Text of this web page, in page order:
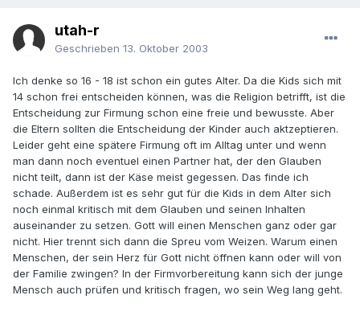
utah-r
Geschrieben 13. Oktober 2003
Ich denke so 16 - 18 ist schon ein gutes Alter. Da die Kids sich mit
14 schon frei entscheiden können, was die Religion betrifft, ist die
Entscheidung zur Firmung schon eine freie und bewusste. Aber
die Eltern sollten die Entscheidung der Kinder auch aktzeptieren.
Leider geht eine spätere Firmung oft im Alltag unter und wenn
man dann noch eventuel einen Partner hat, der den Glauben
nicht teilt, dann ist der Käse meist gegessen. Das finde ich
schade. Außerdem ist es sehr gut für die Kids in dem Alter sich
noch einmal kritisch mit dem Glauben und seinen Inhalten
auseinander zu setzen. Gott will einen Menschen ganz oder gar
nicht. Hier trennt sich dann die Spreu vom Weizen. Warum einen
Menschen, der sein Herz für Gott nicht öffnen kann oder will von
der Familie zwingen? In der Firmvorbereitung kann sich der junge
Mensch auch prüfen und kritisch fragen, wo sein Weg lang geht.